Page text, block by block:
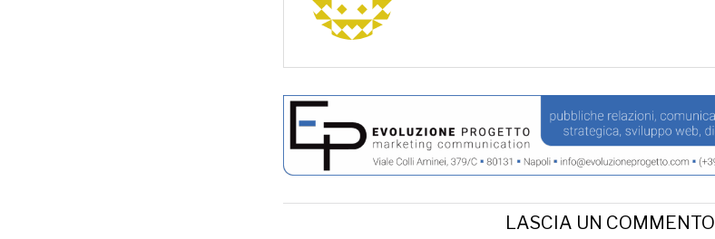
LASCIA UN COMMENTO